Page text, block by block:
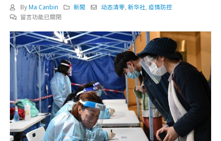
By Ma Canbin 新聞 动态清零,新华社,疫情防控
在
华
时
评：
港
社
会
共
克
留言功能已關閉